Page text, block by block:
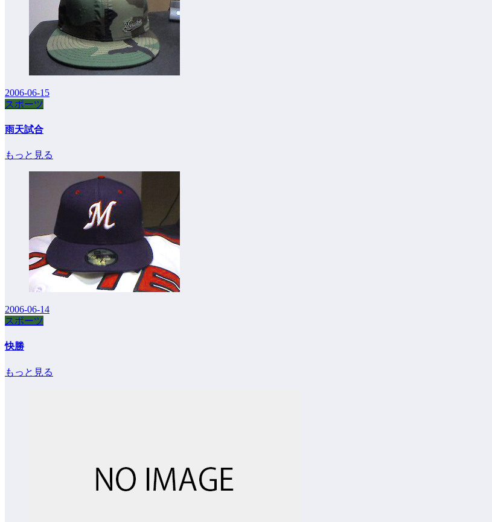
2006-06-15
スポーツ
雨天試合
もっと見る
2006-06-14
スポーツ
快勝
もっと見る